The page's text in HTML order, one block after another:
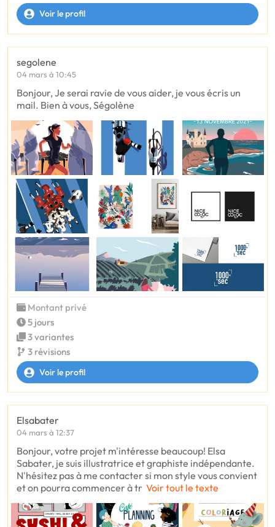
Voir le profil
segolene
04 mars à 10:45
Bonjour, Je serai ravie de vous aider, je vous écris un
mail. Bien à vous, Ségolène
Montant privé
5 jours
3 variantes
3 révisions
Voir le profil
Elsabater
04 mars à 12:37
Bonjour, votre projet m'intéresse beaucoup! Elsa
Sabater, je suis illustratrice et graphiste indépendante.
N'hésitez pas à me contacter si mon style vous convient
et on pourra commencer à tr Voir tout le texte